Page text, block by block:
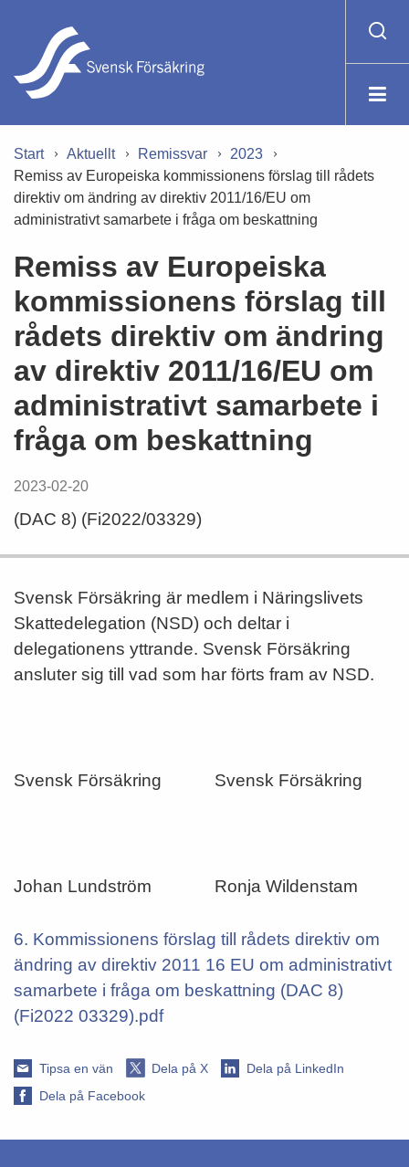
Start Aktuellt Remissvar
2023
Remiss av Europeiska kommissionens förslag till rådets
direktiv om ändring av direktiv 2011/16/EU om
administrativt samarbete i fråga om beskattning
Remiss av Europeiska
kommissionens förslag till
rådets direktiv om ändring
av direktiv 2011/16/EU om
administrativt samarbete i
fråga om beskattning
2023-02-20
(DAC 8) (Fi2022/03329)
Svensk Försäkring är medlem i Näringslivets
Skattedelegation (NSD) och deltar i
delegationens yttrande. Svensk Försäkring
ansluter sig till vad som har förts fram av NSD.
Svensk Försäkring Svensk Försäkring
Johan Lundström Ronja Wildenstam
6. Kommissionens förslag till rådets direktiv om
ändring av direktiv 2011 16 EU om administrativt
samarbete i fråga om beskattning (DAC 8)
(Fi2022 03329).pdf
Tipsa en vän Dela på X
Dela på LinkedIn
Dela på Facebook